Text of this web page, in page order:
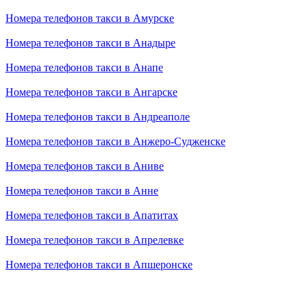
Номера телефонов такси в Амурске
Номера телефонов такси в Анадыре
Номера телефонов такси в Анапе
Номера телефонов такси в Ангарске
Номера телефонов такси в Андреаполе
Номера телефонов такси в Анжеро-Судженске
Номера телефонов такси в Аниве
Номера телефонов такси в Анне
Номера телефонов такси в Апатитах
Номера телефонов такси в Апрелевке
Номера телефонов такси в Апшеронске